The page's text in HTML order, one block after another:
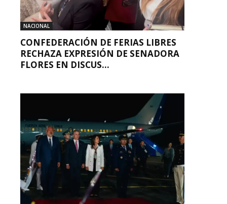
NACIONAL
CONFEDERACIÓN DE FERIAS LIBRES
RECHAZA EXPRESIÓN DE SENADORA
FLORES EN DISCUS...